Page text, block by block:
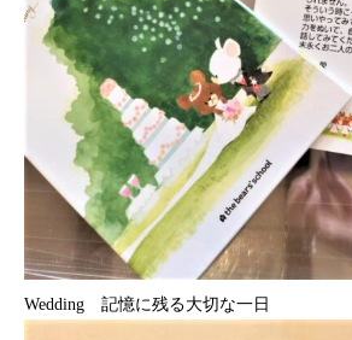
Wedding 記憶に残る大切な一日